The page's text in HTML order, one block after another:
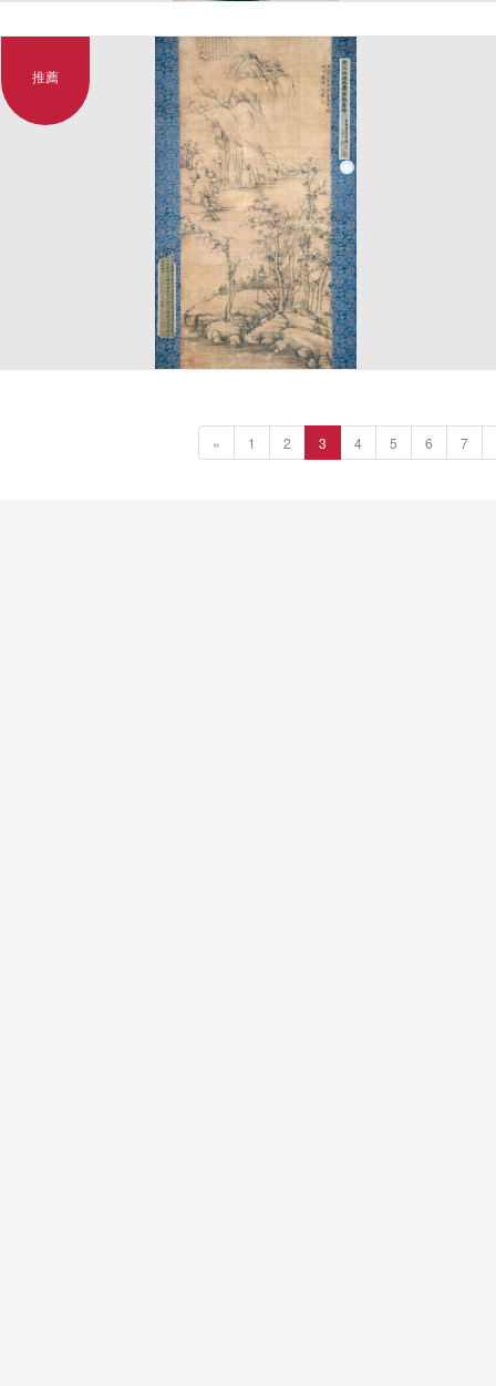
推薦
« 1 2 3 4 5 6 7